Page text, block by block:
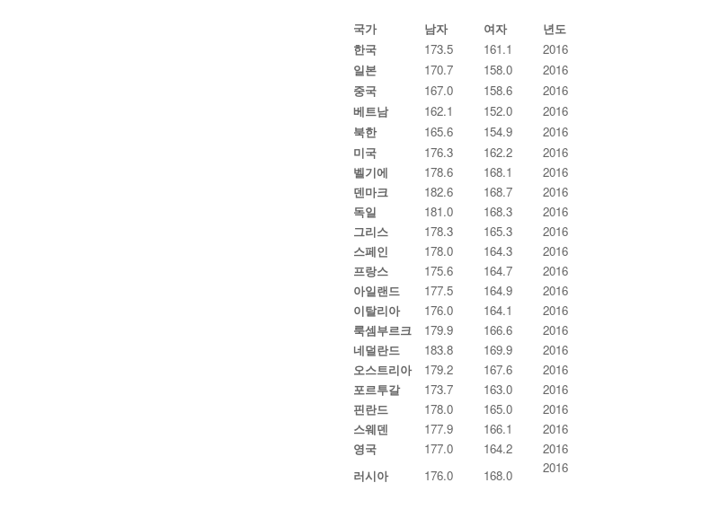
국가 남자 여자
년도
한국
173.5 161.1
2016
일본
170.7 158.0
2016
중국
167.0 158.6
2016
베트남
162.1 152.0
2016
북한
165.6 154.9
2016
미국
176.3 162.2
2016
벨기에
178.6 168.1
2016
덴마크
182.6 168.7
2016
독일
181.0 168.3
2016
그리스
178.3 165.3
2016
스페인
178.0 164.3
2016
프랑스
175.6 164.7
2016
아일랜드
177.5 164.9
2016
이탈리아
176.0 164.1
2016
룩셈부르크
179.9 166.6
2016
네덜란드
183.8 169.9
2016
오스트리아
179.2 167.6
2016
포르투갈
173.7 163.0
2016
핀란드
178.0 165.0
2016
스웨덴
177.9 166.1
2016
영국
177.0 164.2
2016
러시아
176.0 168.0 2016